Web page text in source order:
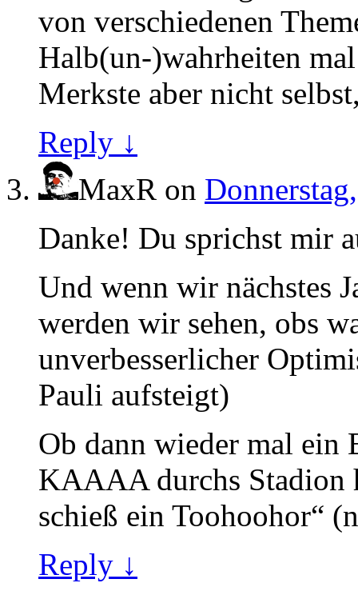
von verschiedenen
Halb(un-)wahrheiten
Merkste aber nicht
Reply ↓
MaxR on
Danke! Du sprichst mir
Und wenn wir nächstes
werden wir sehen, obs
unverbesserlicher
Pauli aufsteigt)
Ob dann wieder mal ein
KAAAA durchs Stadion
schieß ein Toohoohor“
Reply ↓